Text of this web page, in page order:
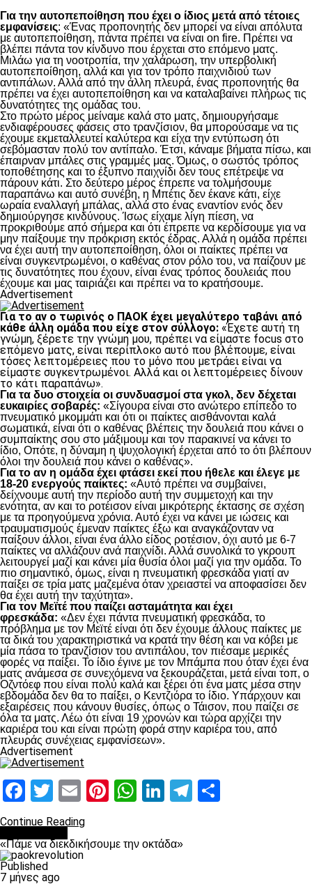
Για την αυτοπεποίθηση που έχει ο ίδιος μετά από τέτοιες
εμφανίσεις: «Ένας προπονητής δεν μπορεί να είναι απόλυτα
με αυτοπεποίθηση, πάντα πρέπει να είναι on fire. Πρέπει να
βλέπει πάντα τον κίνδυνο που έρχεται στο επόμενο ματς.
Μιλάω για τη νοοτροπία, την χαλάρωση, την υπερβολική
αυτοπεποίθηση, αλλά και για τον τρόπο παιχνιδιού των
αντιπάλων. Αλλά από την άλλη πλευρά, ένας προπονητής θα
πρέπει να έχει αυτοπεποίθηση και να καταλαβαίνει πλήρως τις
δυνατότητες της ομάδας του.
Στο πρώτο μέρος μείναμε καλά στο ματς, δημιουργήσαμε
ενδιαφέρουσες φάσεις στο τρανζίσιον, θα μπορούσαμε να τις
έχουμε εκμεταλλευτεί καλύτερα και είχα την εντύπωση ότι
σεβόμασταν πολύ τον αντίπαλο. Έτσι, κάναμε βήματα πίσω, και
έπαιρναν μπάλες στις γραμμές μας. Όμως, ο σωστός τρόπος
τοποθέτησης και το έξυπνο παιχνίδι δεν τους επέτρεψε να
πάρουν κάτι. Στο δεύτερο μέρος έπρεπε να τολμήσουμε
παραπάνω και αυτό συνέβη, η Μπέτις δεν έκανε κάτι, είχε
ωραία εναλλαγή μπάλας, αλλά στο ένας εναντίον ενός δεν
δημιούργησε κινδύνους. Ίσως είχαμε λίγη πίεση, να
προκριθούμε από σήμερα και ότι έπρεπε να κερδίσουμε για να
μην παίξουμε την πρόκριση εκτός έδρας. Αλλά η ομάδα πρέπει
να έχει αυτή την αυτοπεποίθηση, όλοι οι παίκτες πρέπει να
είναι συγκεντρωμένοι, ο καθένας στον ρόλο του, να παίζουν με
τις δυνατότητες που έχουν, είναι ένας τρόπος δουλειάς που
έχουμε και μας ταιριάζει και πρέπει να το κρατήσουμε.
Advertisement
Για το αν ο τωρινός ο ΠΑΟΚ έχει μεγαλύτερο ταβάνι από
κάθε άλλη ομάδα που είχε στον σύλλογο: «Έχετε αυτή τη
γνώμη, ξέρετε την γνώμη μου, πρέπει να είμαστε focus στο
επόμενο ματς, είναι περίπλοκο αυτό που βλέπουμε, είναι
τόσες λεπτομέρειες που το μόνο που μετράει είναι να
είμαστε συγκεντρωμένοι. Αλλά και οι λεπτομέρειες δίνουν
το κάτι παραπάνω».
Για τα δυο στοιχεία οι συνδυασμοί στα γκολ, δεν δέχεται
ευκαιρίες σοβαρές: «Σίγουρα είναι στο ανώτερο επίπεδο το
πνευματικό μκομμάτι και ότι οι παίκτες αισθάνονται καλά
σωματικά, είναι ότι ο καθένας βλέπεις την δουλειά που κάνει ο
συμπαίκτης σου στο μάξιμουμ και τον παρακινεί να κάνει το
ίδιο, Οπότε, η δύναμη η ψυχολογική έρχεται από το ότι βλέπουν
όλοι την δουλειά που κάνει ο καθένας».
Για το αν η ομάδα έχει φτάσει εκεί που ήθελε και έλεγε με
18-20 ενεργούς παίκτες: «Αυτό πρέπει να συμβαίνει,
δείχνουμε αυτή την περίοδο αυτή την συμμετοχή και την
ενότητα, αν και το ροτέισον είναι μικρότερης έκτασης σε σχέση
με τα προηγούμενα χρόνια. Αυτό έχει να κάνει με ιώσεις και
τραυματισμούς έμεναν παίκτες έξω και αναγκάζονταν να
παίξουν άλλοι, είναι ένα άλλο είδος ροτέσιον, όχι αυτό με 6-7
παίκτες να αλλάζουν ανά παιχνίδι. Αλλά συνολικά το γκρουπ
λειτουργεί μαζί και κάνει μία θυσία όλοι μαζί για την ομάδα. Το
πιο σημαντικό, όμως, είναι η πνευματική φρεσκάδα γιατί αν
παίξει σε τρία ματς μαζεμένα όταν χρειαστεί να αποφασίσει δεν
θα έχει αυτή την ταχύτητα».
Για τον Μεϊτέ που παίζει ασταμάτητα και έχει
φρεσκάδα: «Δεν έχει πάντα πνευματική φρεσκάδα, το
πρόβλημα με τον Μεϊτέ είναι ότι δεν έχουμε άλλους παίκτες με
τα δικά του χαρακτηριστικά να κρατά την θέση και να κόβει με
μία πάσα το τρανζίσιον του αντιπάλου, τον πιέσαμε μερικές
φορές να παίξει. Το ίδιο έγινε με τον Μπάμπα που όταν έχει ένα
ματς ανάμεσα σε συνεχόμενα να ξεκουράζεται, μετά είναι τοπ, ο
Οζντόεφ που είναι πολύ καλά και ξέρει ότι ένα ματς μέσα στην
εβδομάδα δεν θα το παίξει, ο Κεντζιόρα το ίδιο. Υπάρχουν και
εξαιρέσεις που κάνουν θυσίες, όπως ο Τάισον, που παίζει σε
όλα τα ματς. Λέω ότι είναι 19 χρονών και τώρα αρχίζει την
καριέρα του και είναι πρώτη φορά στην καριέρα του, από
πλευράς συνέχειας εμφανίσεων».
Advertisement
Facebook
Twitter
EmailPinterest
WhatsApp
LinkedIn
Telegram
Continue Reading
«Πάμε να διεκδικήσουμε την οκτάδα»
Published
7 μήνες ago